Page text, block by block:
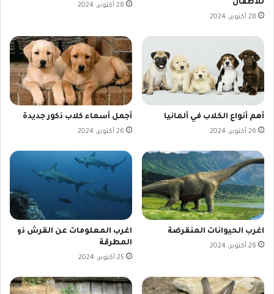
للاطفال
28 أكتوبر، 2024
28 أكتوبر، 2024
أهم أنواع الكلاب في ألمانيا
26 أكتوبر، 2024
أجمل أسماء كلاب ذكور جديدة
26 أكتوبر، 2024
اغرب الحيوانات المنقرضة
26 أكتوبر، 2024
اغرب المعلومات عن القرش ذو
المطرقة
25 أكتوبر، 2024